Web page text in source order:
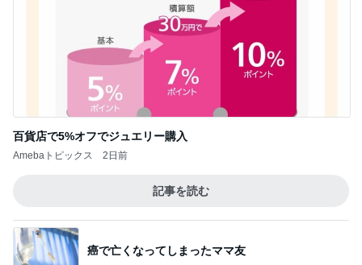
百貨店で5%オフでジュエリー購入
Amebaトピックス
Amebaトピックス 1日前
團十郎 夜ご飯まで予定なしの日